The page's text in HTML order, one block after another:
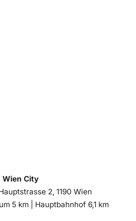
Wien City
2, 1190 Wien
5 km | Entfernung
Hauptbahnhof 6,1 km